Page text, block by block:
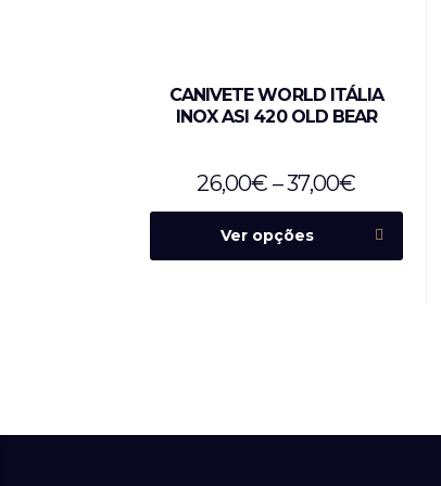
CANIVETE WORLD ITÁLIA
INOX ASI 420 OLD BEAR
26,00€ –37,00€
Ver opções